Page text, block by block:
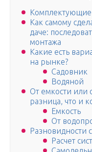
Комплектующие
Как самому
даче:
монтажа
Какие есть
на рынке?
Садовник
Водяной
От емкости или
разница, что и
Емкость
От
Разновидности
Расчет